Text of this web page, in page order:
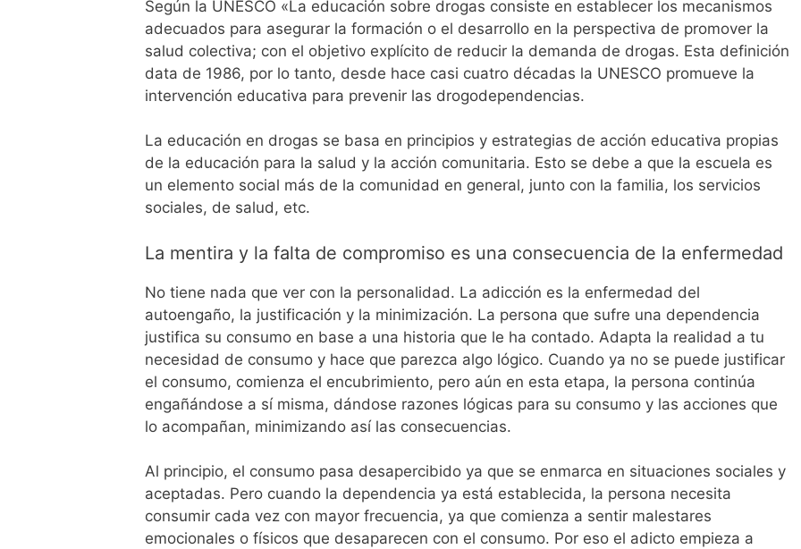
Según la UNESCO «La educación sobre drogas consiste en establecer los mecanismos
adecuados para asegurar la formación o el desarrollo en la perspectiva de promover la
salud colectiva; con el objetivo explícito de reducir la demanda de drogas. Esta definición
data de 1986, por lo tanto, desde hace casi cuatro décadas la UNESCO promueve la
intervención educativa para prevenir las drogodependencias.
La educación en drogas se basa en principios y estrategias de acción educativa propias
de la educación para la salud y la acción comunitaria. Esto se debe a que la escuela es
un elemento social más de la comunidad en general, junto con la familia, los servicios
sociales, de salud, etc.
La mentira y la falta de compromiso es una consecuencia de la enfermedad
No tiene nada que ver con la personalidad. La adicción es la enfermedad del
autoengaño, la justificación y la minimización. La persona que sufre una dependencia
justifica su consumo en base a una historia que le ha contado. Adapta la realidad a tu
necesidad de consumo y hace que parezca algo lógico. Cuando ya no se puede justificar
el consumo, comienza el encubrimiento, pero aún en esta etapa, la persona continúa
engañándose a sí misma, dándose razones lógicas para su consumo y las acciones que
lo acompañan, minimizando así las consecuencias.
Al principio, el consumo pasa desapercibido ya que se enmarca en situaciones sociales y
aceptadas. Pero cuando la dependencia ya está establecida, la persona necesita
consumir cada vez con mayor frecuencia, ya que comienza a sentir malestares
emocionales o físicos que desaparecen con el consumo. Por eso el adicto empieza a